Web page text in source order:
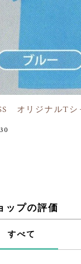
オリジナルTシ
ップの評価
すべて